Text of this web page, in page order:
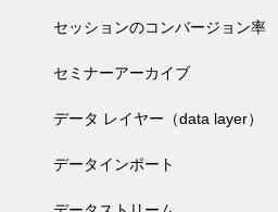
セッションのコンバージョン率
セミナーアーカイブ
データ レイヤー（data layer）
データインポート